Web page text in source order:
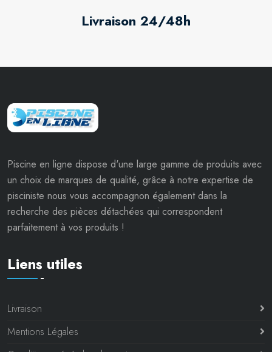
Livraison 24/48h
Piscine en ligne dispose d'une large gamme de produits avec
un choix de marques de qualité, grâce à notre expertise de
pisciniste nous vous accompagnon également dans la
recherche des pièces détachées qui correspondent
parfaitement à vos produits !
Liens utiles
Livraison
Mentions Légales